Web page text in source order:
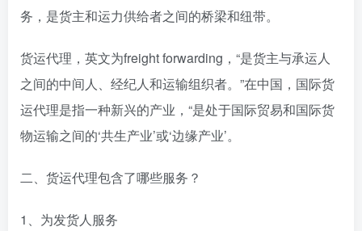
务，是货主和运力供给者之间的桥梁和纽带。
货运代理，英文为freight forwarding，“是货主与承运人
之间的中间人、经纪人和运输组织者。”在中国，国际货
运代理是指一种新兴的产业，“是处于国际贸易和国际货
物运输之间的‘共生产业’或‘边缘产业’。
二、货运代理包含了哪些服务？
1、为发货人服务